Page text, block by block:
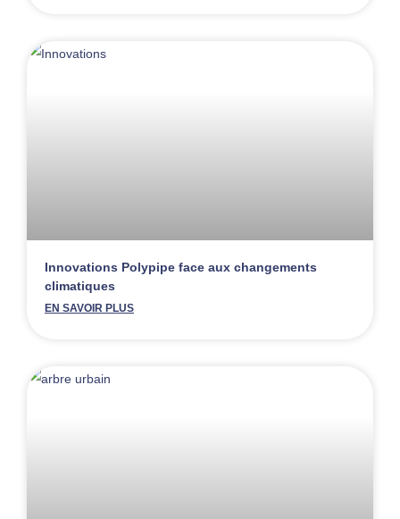
Innovations Polypipe face aux changements
climatiques
EN SAVOIR PLUS